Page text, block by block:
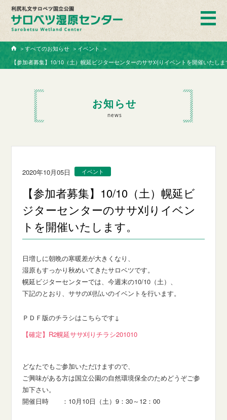
ホーム
＞すべてのお知らせ ＞ イベント ＞
【参加者募集】10/10（土）幌延ビジターセンターのササ刈りイベントを開催いたし
お知らせ
news
2020年10月05日 イベント
【参加者募集】10/10（土）幌延ビ
ジターセンターのササ刈りイベン
トを開催いたします。
日増しに朝晩の寒暖差が大きくなり、
湿原もすっかり秋めいてきたサロベツです。
幌延ビジターセンターでは、今週末の10/10（土）、
下記のとおり、ササの刈払いのイベントを行います。
ＰＤＦ版のチラシはこちらです↓
【確定】R2幌延ササ刈りチラシ201010
どなたでもご参加いただけますので、
ご興味がある方は国立公園の自然環境保全のためどうぞご参
加下さい。
開催日時 ：10月10日（土）9：30～12：00